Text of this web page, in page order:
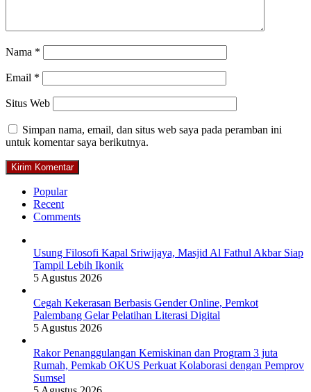
Nama *
Email *
Situs Web
Simpan nama, email, dan situs web saya pada peramban ini
untuk komentar saya berikutnya.
Popular
Recent
Comments
Usung Filosofi Kapal Sriwijaya, Masjid Al Fathul Akbar Siap
Tampil Lebih Ikonik
5 Agustus 2026
Cegah Kekerasan Berbasis Gender Online, Pemkot
Palembang Gelar Pelatihan Literasi Digital
5 Agustus 2026
Rakor Penanggulangan Kemiskinan dan Program 3 juta
Rumah, Pemkab OKUS Perkuat Kolaborasi dengan Pemprov
Sumsel